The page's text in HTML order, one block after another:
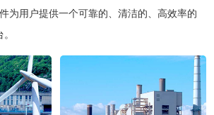
为用户提供一个可靠的、清洁的、高效率的